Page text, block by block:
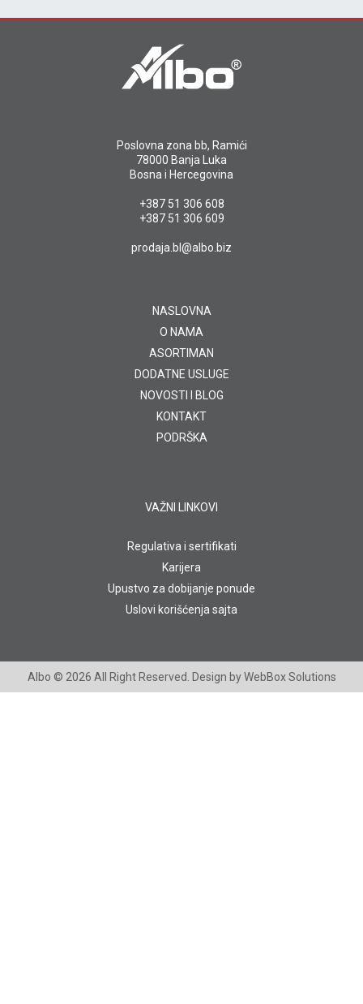
Poslovna zona bb, Ramići
78000 Banja Luka
Bosna i Hercegovina
+387 51 306 608
+387 51 306 609
prodaja.bl@albo.biz
NASLOVNA
O NAMA
ASORTIMAN
DODATNE USLUGE
NOVOSTI I BLOG
KONTAKT
PODRŠKA
VAŽNI LINKOVI
Regulativa i sertifikati
Karijera
Upustvo za dobijanje ponude
Uslovi korišćenja sajta
Albo © 2026 All Right Reserved. Design byWebBox Solutions